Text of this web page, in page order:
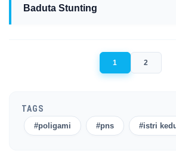
Baduta Stunting
1 2
TAGS
#poligami #pns #istri